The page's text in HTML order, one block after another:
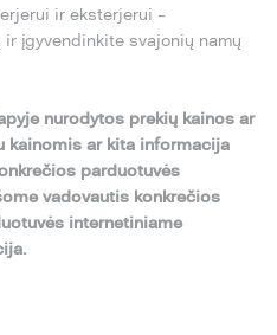
ir eksterjerui –
įgyvendinkite svajonių namų
nurodytos prekių kainos ar
kainomis ar kita informacija
parduotuvės
vadovautis konkrečios
internetiniame